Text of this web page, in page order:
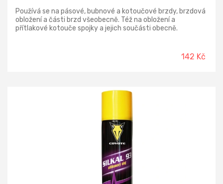
Používá se na pásové, bubnové a kotoučové brzdy, brzdová
obložení a části brzd všeobecně. Též na obložení a
přítlakové kotouče spojky a jejich součásti obecně.
142 Kč